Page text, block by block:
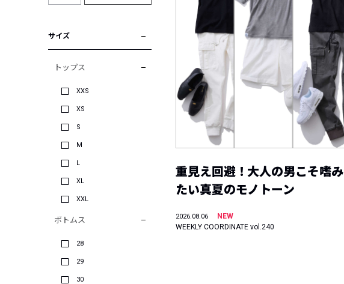
サイズ
トップス
XXS
XS
S
M
L
XL
XXL
ボトムス
28
29
30
重見え回避！大人の男こそ嗜み
たい真夏のモノトーン
2026.08.06
NEW
WEEKLY COORDINATE vol.240